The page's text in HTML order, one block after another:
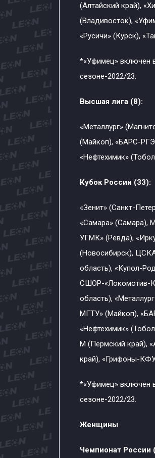
(Алтайский край),
(Владивосток),
«Русичи» (Курск),
*«Уфимец» включен
сезоне-2022/23.
Высшая лига (8):
«Металлург»
(Майкоп), «БАРС-
«Нефтехимик»
Кубок России (33):
«Зенит» (Санкт-
«Самара» (Самара),
УГМК» (Ревда),
(Новосибирск),
область), «Купол-
СШОР-«Локомотив-
область),
МГТУ» (Майкоп),
«Нефтехимик»
М (Пермский край),
край), «Грифоны-
*«Уфимец» включен
сезоне-2022/23.
Женщины
Чемпионат России